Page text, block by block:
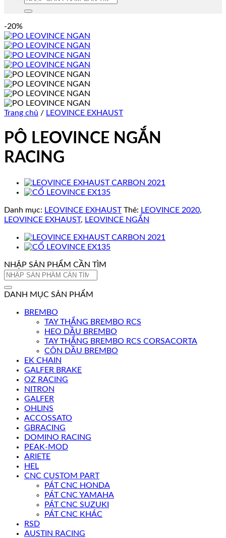
-20%
Trang chủ / LEOVINCE EXHAUST
PÔ LEOVINCE NGẮN
RACING
Danh mục: LEOVINCE EXHAUST Thẻ: LEOVINCE 2020,
LEOVINCE EXHAUST, LEOVINCE NGẮN
NHẬP SẢN PHẨM CẦN TÌM
Tìm
DANH MỤC SẢN PHẨM
BREMBO
TAY THẮNG BREMBO RCS
HEO DẦU BREMBO
TAY THẮNG BREMBO RCS CORSACORTA
CÔN DẦU BREMBO
EK CHAIN
GALFER BRAKE
OZ RACING
NITRON
GALFER
OHLINS
ACCOSSATO
GBRACING
DOMINO RACING
PEAK-MOD
ARIETE
HEL
CNC CUSTOM PART
PÁT CNC HONDA
PÁT CNC YAMAHA
PÁT CNC SUZUKI
PÁT CNC KHÁC
RSD
AUSTIN RACING